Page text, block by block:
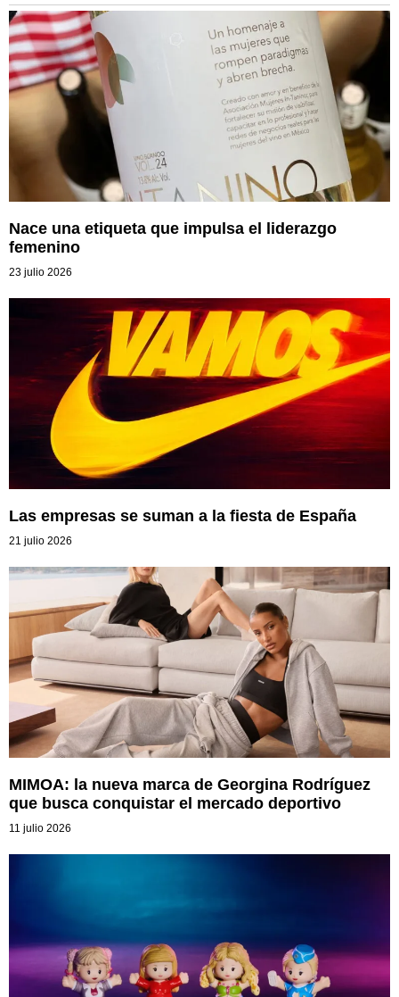
Nace una etiqueta que impulsa el liderazgo
femenino
23 julio 2026
Las empresas se suman a la fiesta de España
21 julio 2026
MIMOA: la nueva marca de Georgina Rodríguez
que busca conquistar el mercado deportivo
11 julio 2026